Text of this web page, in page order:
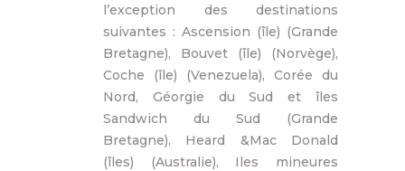
l’exception des destinations
suivantes : Ascension (île) (Grande
Bretagne), Bouvet (île) (Norvège),
Coche (île) (Venezuela), Corée du
Nord, Géorgie du Sud et îles
Sandwich du Sud (Grande
Bretagne), Heard &Mac Donald
(îles) (Australie), Iles mineures